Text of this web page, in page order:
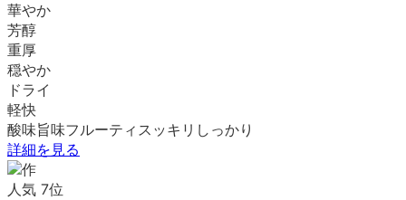
華やか
芳醇
重厚
穏やか
ドライ
軽快
酸味旨味フルーティ スッキリ しっかり
詳細を見る
人気 7位